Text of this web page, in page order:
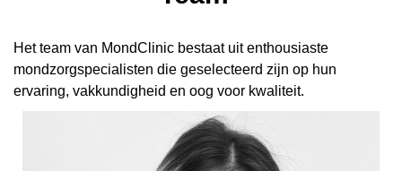
Het team van MondClinic bestaat uit enthousiaste
mondzorgspecialisten die geselecteerd zijn op hun
ervaring, vakkundigheid en oog voor kwaliteit.